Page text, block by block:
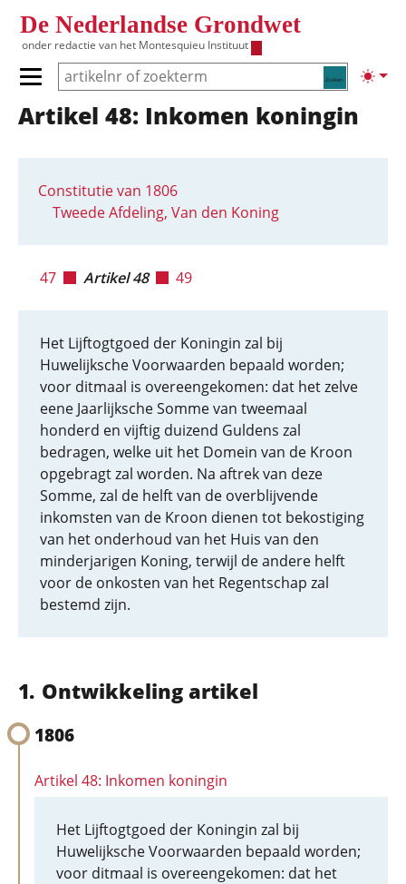
De Nederlandse Grondwet
onder redactie van het Montesquieu Instituut
Zoeken
Primair menu tonen/verbergen
Hoofdnavigatie
Artikel 48: Inkomen koningin
Constitutie van 1806
Tweede Afdeling, Van den Koning
47 Artikel 48 49
Het Lijftogtgoed der Koningin zal bij
Huwelijksche Voorwaarden bepaald worden;
voor ditmaal is overeengekomen: dat het zelve
eene Jaarlijksche Somme van tweemaal
honderd en vijftig duizend Guldens zal
bedragen, welke uit het Domein van de Kroon
opgebragt zal worden. Na aftrek van deze
Somme, zal de helft van de overblijvende
inkomsten van de Kroon dienen tot bekostiging
van het onderhoud van het Huis van den
minderjarigen Koning, terwijl de andere helft
voor de onkosten van het Regentschap zal
bestemd zijn.
Ontwikkeling artikel
1806
Artikel 48: Inkomen koningin
Het Lijftogtgoed der Koningin zal bij
Huwelijksche Voorwaarden bepaald worden;
voor ditmaal is overeengekomen: dat het